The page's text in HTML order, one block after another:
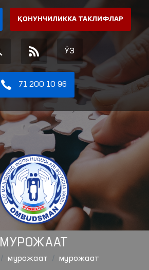
ҚОНУНЧИЛИККА ТАКЛИФЛАР
ЎЗ
71 200 10 96
МУРОЖААТ
мурожаат мурожаат